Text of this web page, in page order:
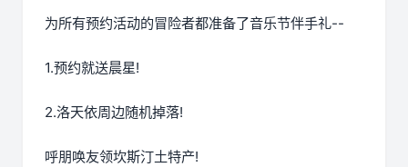
为所有预约活动的冒险者都准备了音乐节伴手礼--
1.预约就送晨星!
2.洛天依周边随机掉落!
呼朋唤友领坎斯汀土特产!